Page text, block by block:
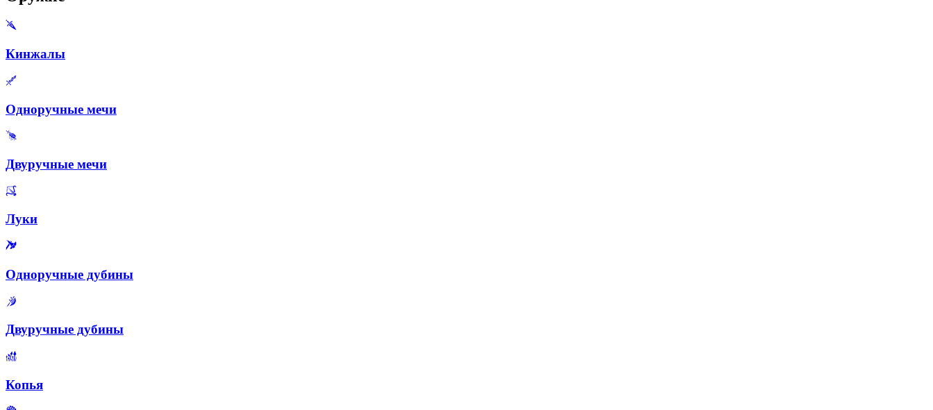
Кинжалы
Одноручные мечи
Двуручные мечи
Луки
Одноручные дубины
Двуручные дубины
Копья